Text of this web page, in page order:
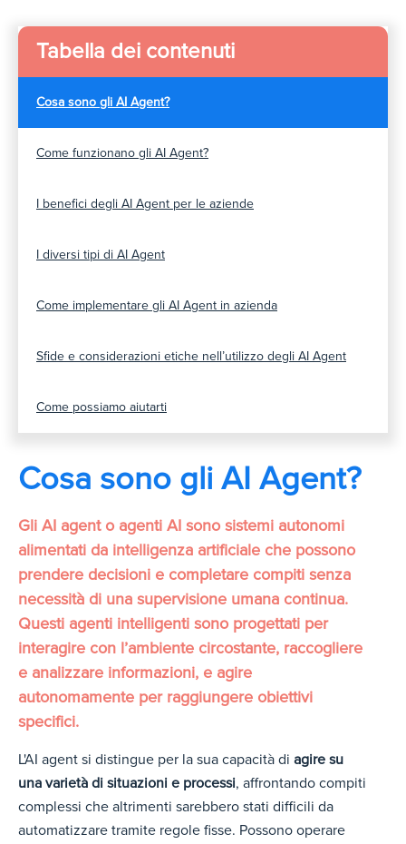
Tabella dei contenuti
Cosa sono gli AI Agent?
Come funzionano gli AI Agent?
I benefici degli AI Agent per le aziende
I diversi tipi di AI Agent
Come implementare gli AI Agent in azienda
Sfide e considerazioni etiche nell’utilizzo degli AI Agent
Come possiamo aiutarti
Cosa sono gli AI Agent?
Gli AI agent o agenti AI sono sistemi autonomi
alimentati da intelligenza artificiale che possono
prendere decisioni e completare compiti senza
necessità di una supervisione umana continua.
Questi agenti intelligenti sono progettati per
interagire con l’ambiente circostante, raccogliere
e analizzare informazioni, e agire
autonomamente per raggiungere obiettivi
specifici.
L'AI agent si distingue per la sua capacità di agire su
una varietà di situazioni e processi, affrontando compiti
complessi che altrimenti sarebbero stati difficili da
automatizzare tramite regole fisse. Possono operare